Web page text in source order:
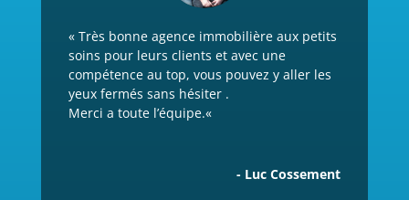
« Très bonne agence immobilière aux petits
soins pour leurs clients et avec une
compétence au top, vous pouvez y aller les
yeux fermés sans hésiter .
Merci a toute l’équipe.«
- Luc Cossement